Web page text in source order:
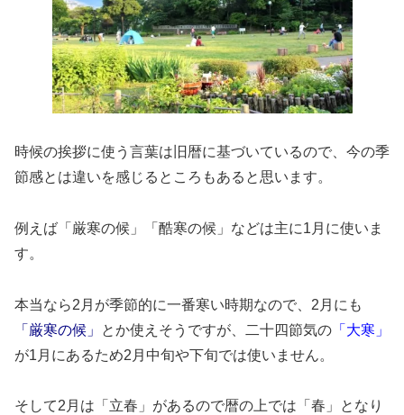
時候の挨拶に使う言葉は旧暦に基づいているので、今の季
節感とは違いを感じるところもあると思います。
例えば「厳寒の候」「酷寒の候」などは主に1月に使いま
す。
本当なら2月が季節的に一番寒い時期なので、2月にも
「厳寒の候」
とか使えそうですが、二十四節気の 「大寒」
が1月にあるため2月中旬や下旬では使いません。
そして2月は「立春」があるので暦の上では「春」となり